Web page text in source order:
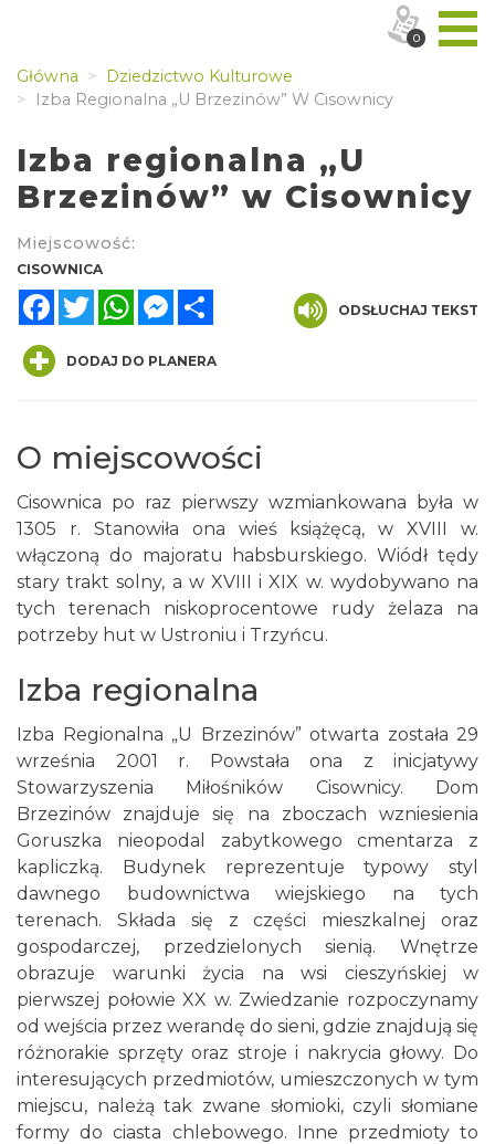
Główna
Dziedzictwo Kulturowe
Izba Regionalna „U Brzezinów” W Cisownicy
Izba regionalna „U
Brzezinów” w Cisownicy
Miejscowość:
CISOWNICA
FacebookTwitterWhatsAppMessenger
ODSŁUCHAJ TEKST
DODAJ DO PLANERA
O miejscowości
Cisownica po raz pierwszy wzmiankowana była w
1305 r. Stanowiła ona wieś książęcą, w XVIII w.
włączoną do majoratu habsburskiego. Wiódł tędy
stary trakt solny, a w XVIII i XIX w. wydobywano na
tych terenach niskoprocentowe rudy żelaza na
potrzeby hut w Ustroniu i Trzyńcu.
Izba regionalna
Izba Regionalna „U Brzezinów” otwarta została 29
września 2001 r. Powstała ona z inicjatywy
Stowarzyszenia Miłośników Cisownicy. Dom
Brzezinów znajduje się na zboczach wzniesienia
Goruszka nieopodal zabytkowego cmentarza z
kapliczką. Budynek reprezentuje typowy styl
dawnego budownictwa wiejskiego na tych
terenach. Składa się z części mieszkalnej oraz
gospodarczej, przedzielonych sienią. Wnętrze
obrazuje warunki życia na wsi cieszyńskiej w
pierwszej połowie XX w. Zwiedzanie rozpoczynamy
od wejścia przez werandę do sieni, gdzie znajdują się
różnorakie sprzęty oraz stroje i nakrycia głowy. Do
interesujących przedmiotów, umieszczonych w tym
miejscu, należą tak zwane słomioki, czyli słomiane
formy do ciasta chlebowego. Inne przedmioty to
0